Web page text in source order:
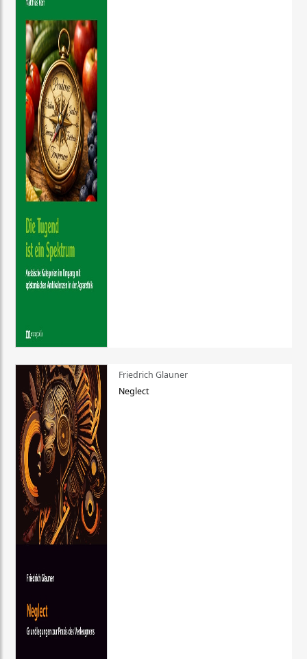
Friedrich Glauner
Neglect